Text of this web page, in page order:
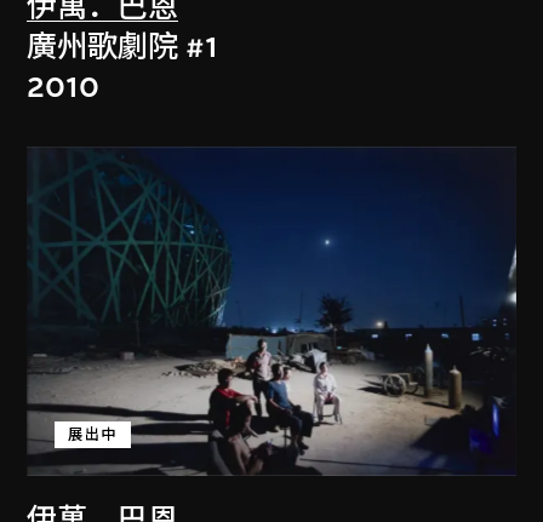
伊萬．巴恩
廣州歌劇院 #1
2010
展出中